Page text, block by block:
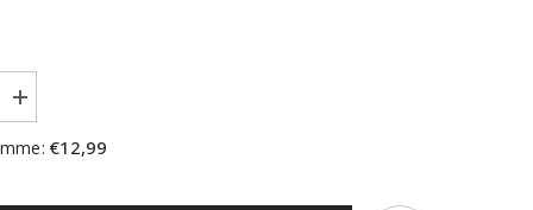
Menge
erhöhen
für
Holzschild
€12,99